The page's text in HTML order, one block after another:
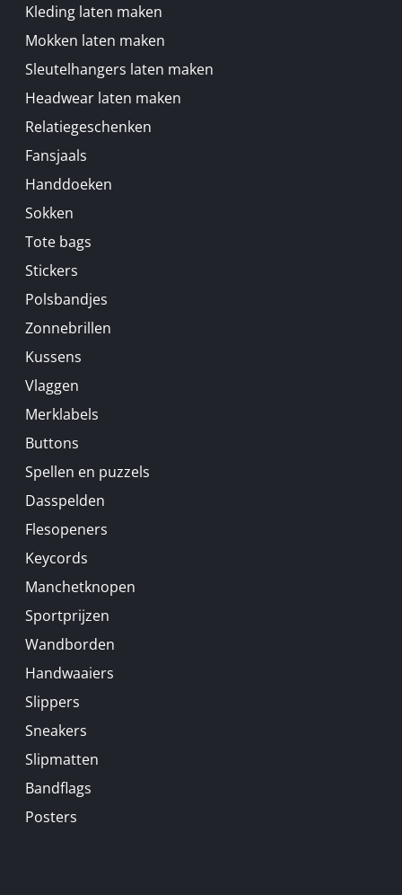
Kleding laten maken
Mokken laten maken
Sleutelhangers laten maken
Headwear laten maken
Relatiegeschenken
Fansjaals
Handdoeken
Sokken
Tote bags
Stickers
Polsbandjes
Zonnebrillen
Kussens
Vlaggen
Merklabels
Buttons
Spellen en puzzels
Dasspelden
Flesopeners
Keycords
Manchetknopen
Sportprijzen
Wandborden
Handwaaiers
Slippers
Sneakers
Slipmatten
Bandflags
Posters